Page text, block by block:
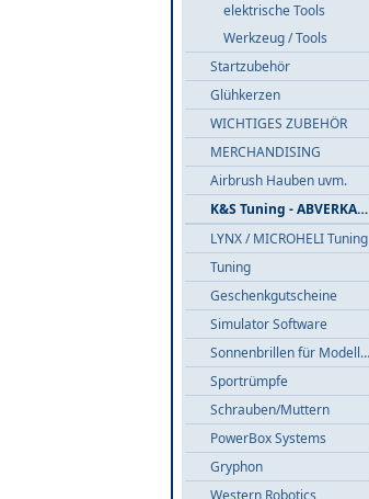
elektrische Tools
Werkzeug / Tools
Startzubehör
Glühkerzen
WICHTIGES ZUBEHÖR
MERCHANDISING
Airbrush Hauben uvm.
K&S Tuning - ABVERKAUF
LYNX / MICROHELI Tuning
Tuning
Geschenkgutscheine
Simulator Software
Sonnenbrillen für Modellflieger
Sportrümpfe
Schrauben/Muttern
PowerBox Systems
Gryphon
Western Robotics